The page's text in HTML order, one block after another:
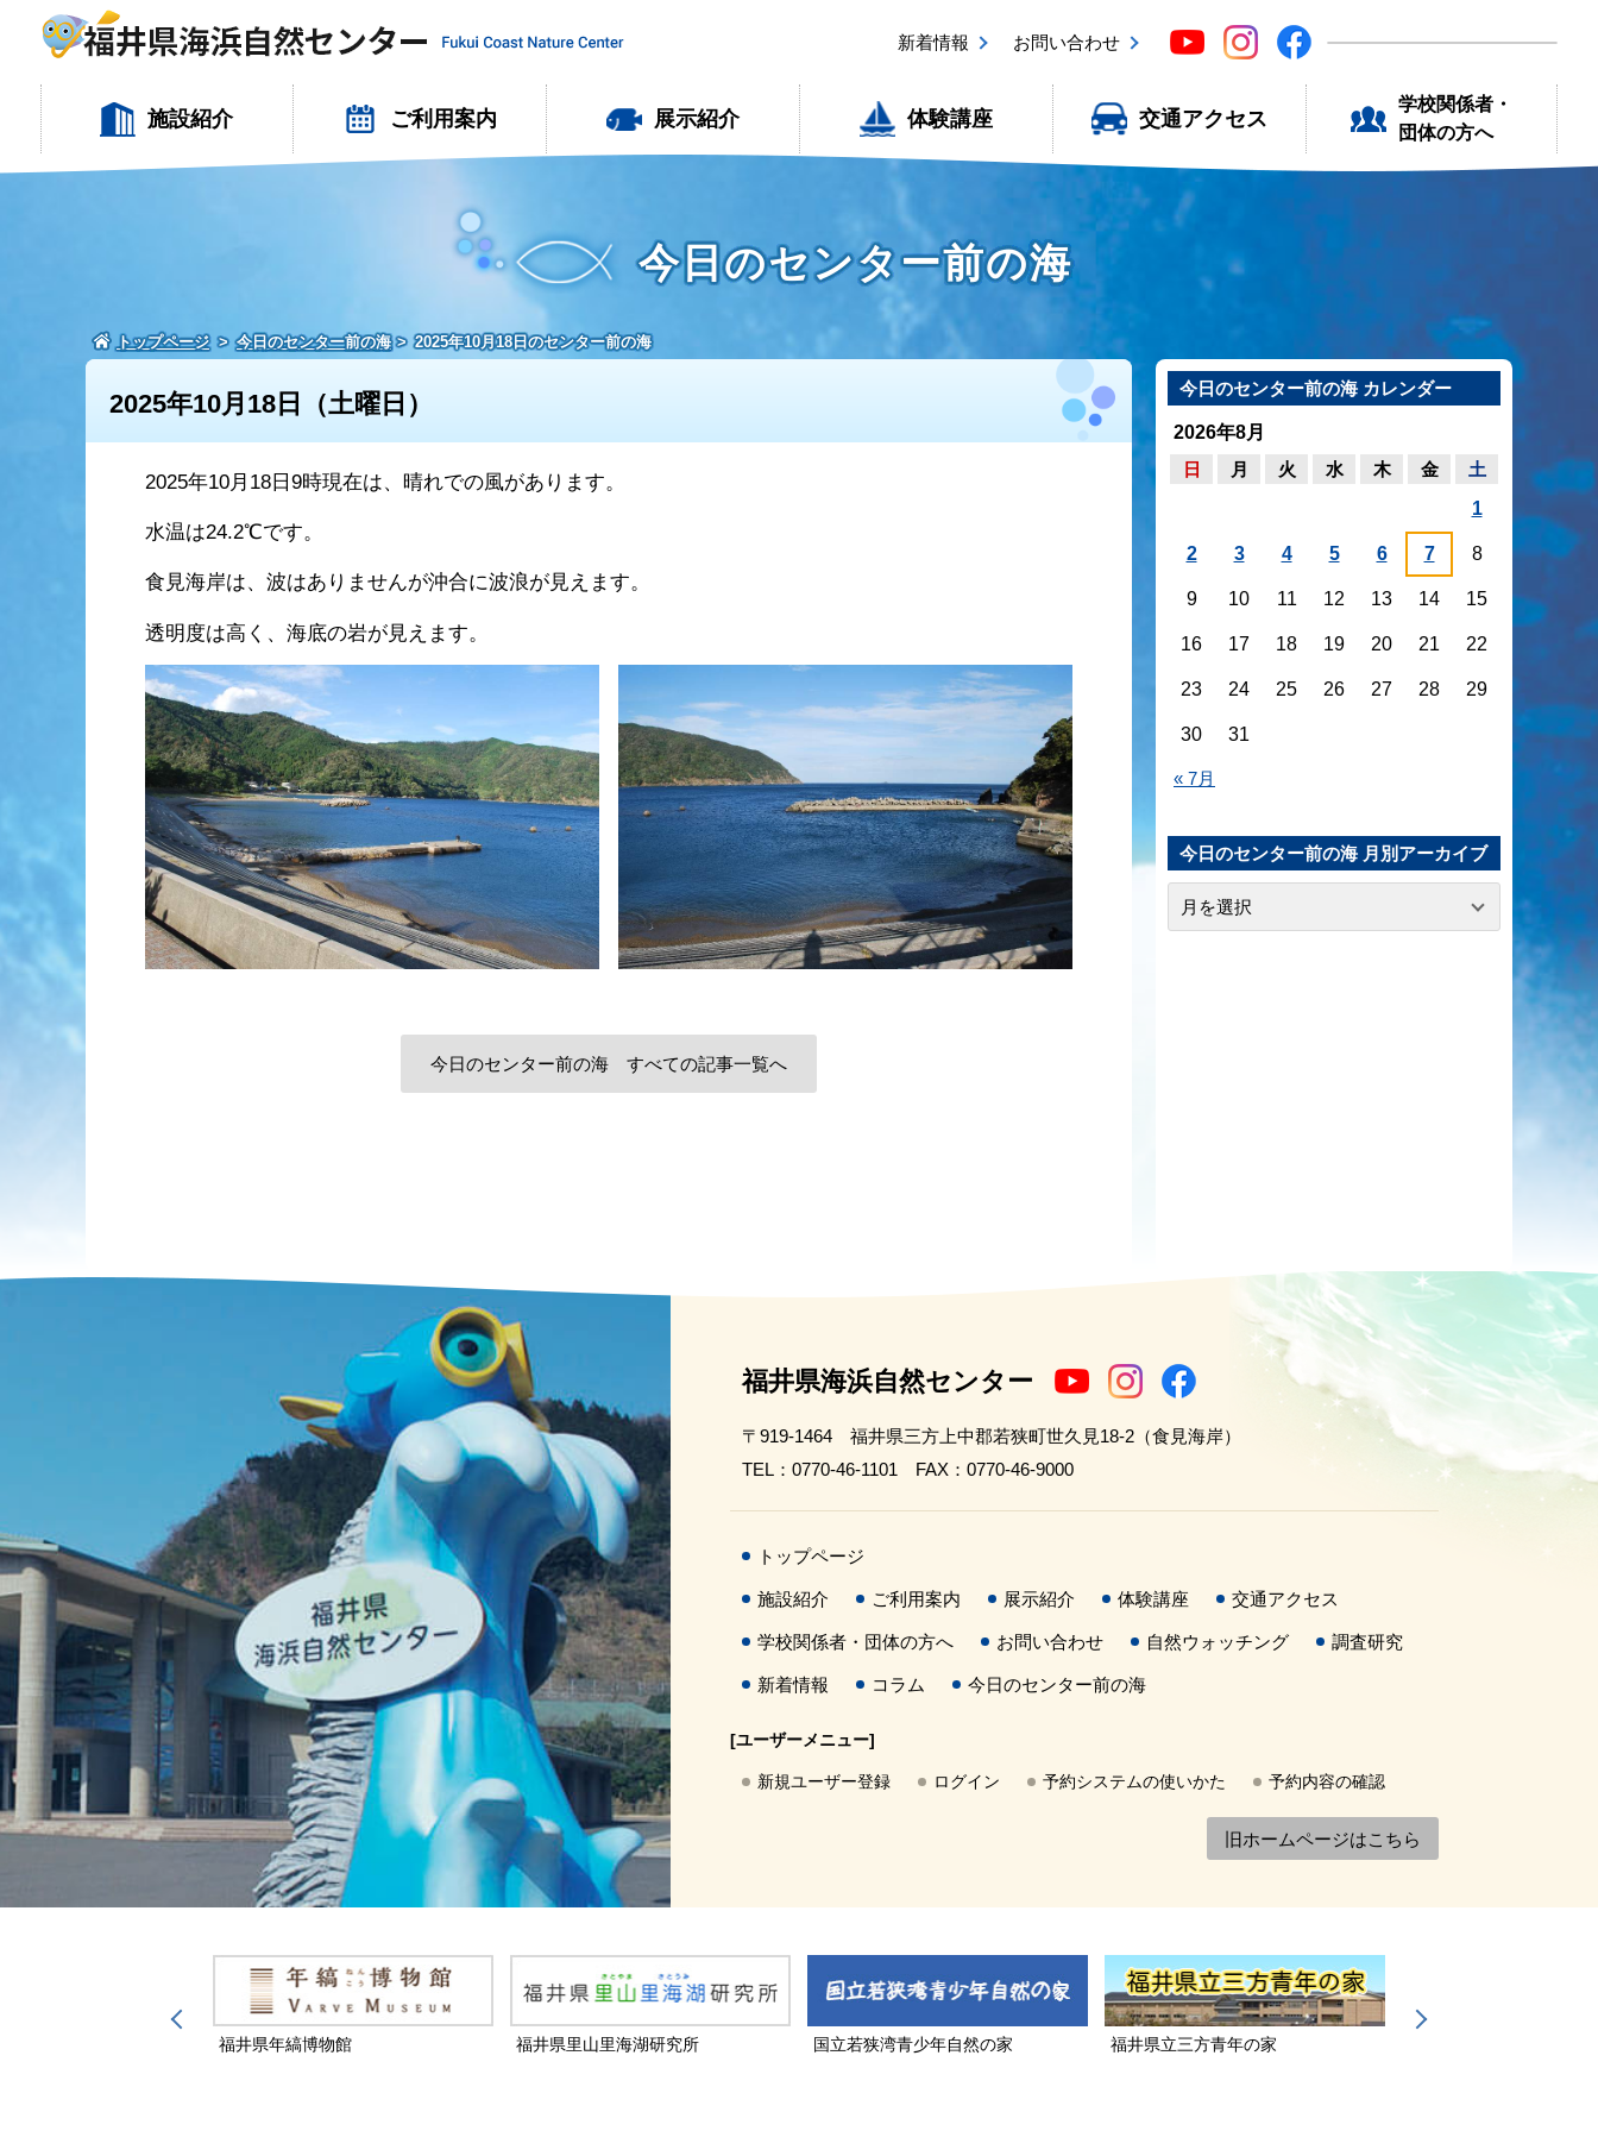
新着情報 お問い合わせ
施設紹介 ご利用案内 展示紹介 体験講座 交通アクセス
学校関係者・
団体の方へ
今日のセンター前の海
トップページ 今日のセンター前の海 2025年10月18日のセンター前の海
2025年10月18日（土曜日）
2025年10月18日9時現在は、晴れでの風があります。
水温は24.2℃です。
食見海岸は、波はありませんが沖合に波浪が見えます。
透明度は高く、海底の岩が見えます。
今日のセンター前の海 すべての記事一覧へ
今日のセンター前の海 カレンダー
2026年8月
日
月 火 水 木 金 土
« 7月
1
2 3 4 5 6 7 8
9 10 11 12 13 14 15
16 17 18 19 20 21 22
23 24 25 26 27 28 29
30 31
今日のセンター前の海 月別アーカイブ
福井県海浜自然センター
〒919-1464 福井県三方上中郡若狭町世久見18-2（食見海岸）
TEL：0770-46-1101 FAX：0770-46-9000
トップページ
施設紹介 ご利用案内 展示紹介 体験講座 交通アクセス
学校関係者・団体の方へ お問い合わせ 自然ウォッチング 調査研究
新着情報 コラム 今日のセンター前の海
[ユーザーメニュー]
新規ユーザー登録 ログイン 予約システムの使いかた 予約内容の確認
旧ホームページはこちら
福井県年縞博物館 福井県里山里海湖研究所 国立若狭湾青少年自然の家 福井県立三方青年の家